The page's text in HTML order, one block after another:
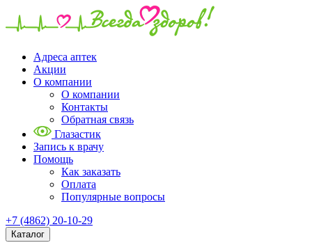
Адреса аптек
Акции
О компании
О компании
Контакты
Обратная связь
Глазастик
Запись к врачу
Помощь
Как заказать
Оплата
Популярные вопросы
+7 (4862) 20-10-29
Каталог